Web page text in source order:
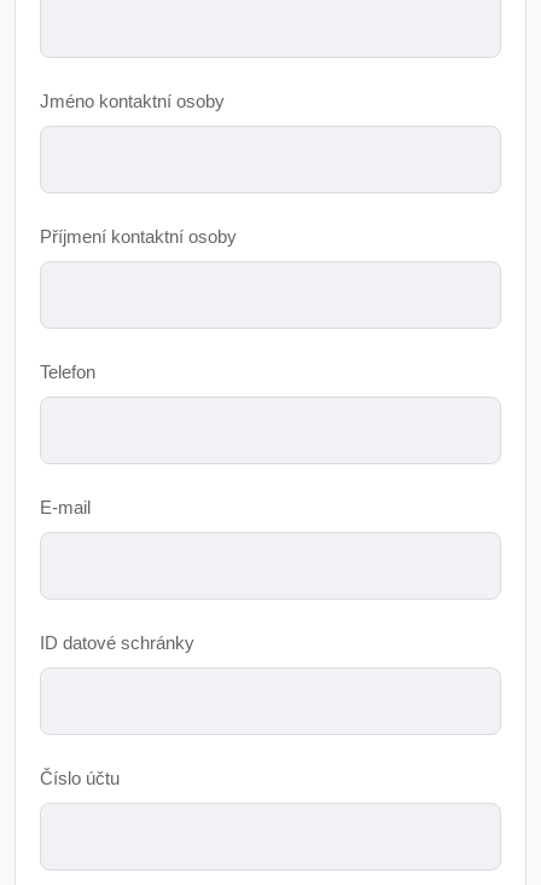
Jméno kontaktní osoby
Příjmení kontaktní osoby
Telefon
E-mail
ID datové schránky
Číslo účtu